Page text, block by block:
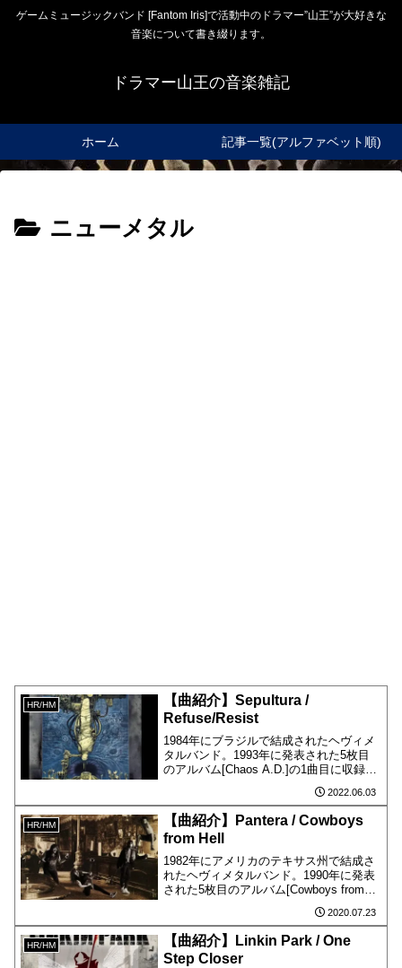
ゲームミュージックバンド [Fantom Iris]で活動中のドラマー”山王”が大好きな
音楽について書き綴ります。
ドラマー山王の音楽雑記
ホーム 記事一覧(アルファベット順)
ニューメタル
HR/HM
【曲紹介】Sepultura /
Refuse/Resist
1984年にブラジルで結成されたヘヴィメ
タルバンド。1993年に発表された5枚目
のアルバム[Chaos A.D.]の1曲目に収録さ
2022.06.03
HR/HM
【曲紹介】Pantera / Cowboys
from Hell
1982年にアメリカのテキサス州で結成さ
れたヘヴィメタルバンド。1990年に発表
された5枚目のアルバム[Cowboys from
2020.07.23
HR/HM
【曲紹介】Linkin Park / One
Step Closer